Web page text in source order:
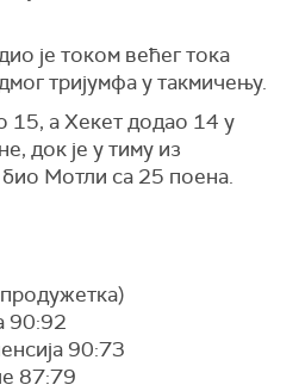
је током већег тока
тријумфа у такмичењу.
15, а Хекет додао 14 у
док је у тиму из
Мотли са 25 поена.
90:92
90:73
87:79